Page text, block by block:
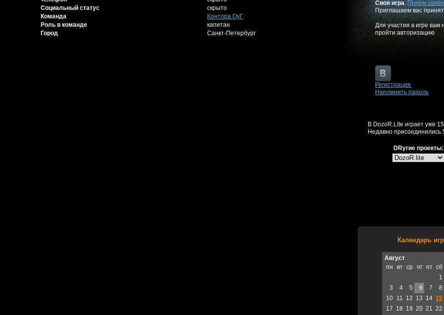
Социальный статус
скрыто
Команда
Контора ОуГ
Роль в команде
капитан
Город
Санкт-Петербург
Своя игра. Прием
Приглашаем вас
Для участия в игре вам
пройти авторизацию
Регистрация
Напомнить пароль
В DozoR.Lite играет уже
Недавно присоединились
DRугие проекты:
Календарь игр
Август
пн
вт ср чт пт сб
1
3
4 5 6 7 8
10 11 12 13 14 15
17 18 19 20 21 22